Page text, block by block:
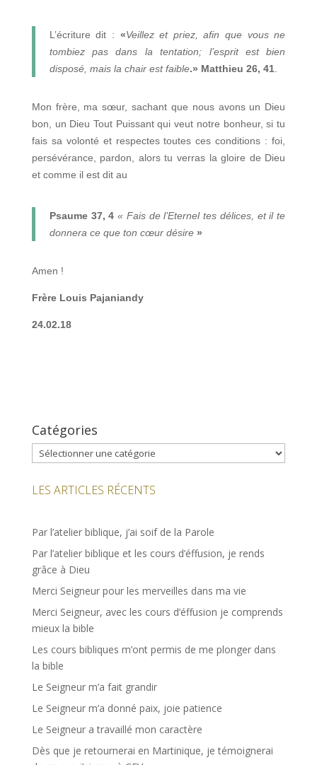
L’écriture dit : «Veillez et priez, afin que vous ne
tombiez pas dans la tentation; l’esprit est bien
disposé, mais la chair est faible.» Matthieu 26, 41.
Mon frère, ma sœur, sachant que nous avons un Dieu
bon, un Dieu Tout Puissant qui veut notre bonheur, si tu
fais sa volonté et respectes toutes ces conditions : foi,
persévérance, pardon, alors tu verras la gloire de Dieu
et comme il est dit au
Psaume 37, 4 « Fais de l’Eternel tes délices, et il te
donnera ce que ton cœur désire»
Amen !
Frère Louis Pajaniandy
24.02.18
Catégories
Catégories
LES ARTICLES RÉCENTS
Par l’atelier biblique, j’ai soif de la Parole
Par l’atelier biblique et les cours d’éffusion, je rends
grâce à Dieu
Merci Seigneur pour les merveilles dans ma vie
Merci Seigneur, avec les cours d’éffusion je comprends
mieux la bible
Les cours bibliques m’ont permis de me plonger dans
la bible
Le Seigneur m’a fait grandir
Le Seigneur m’a donné paix, joie patience
Le Seigneur a travaillé mon caractère
Dès que je retournerai en Martinique, je témoignerai